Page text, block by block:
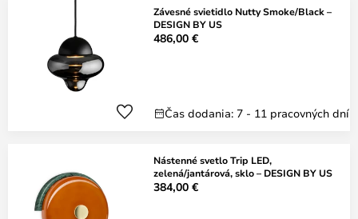
Závesné svietidlo Nutty Smoke/Black –
DESIGN BY US
486,00 €
Čas dodania: 7 - 11 pracovných dní
Nástenné svetlo Trip LED,
zelená/jantárová, sklo – DESIGN BY US
384,00 €